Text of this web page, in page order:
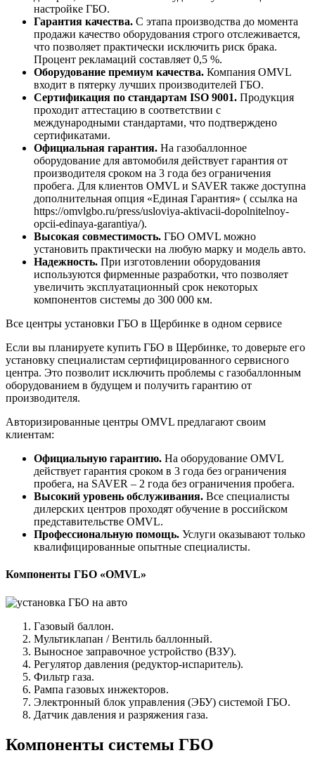
настройке ГБО.
Гарантия качества. С этапа производства до момента
продажи качество оборудования строго отслеживается,
что позволяет практически исключить риск брака.
Процент рекламаций составляет 0,5 %.
Оборудование премиум качества. Компания OMVL
входит в пятерку лучших производителей ГБО.
Сертификация по стандартам ISO 9001. Продукция
проходит аттестацию в соответствии с
международными стандартами, что подтверждено
сертификатами.
Официальная гарантия. На газобаллонное
оборудование для автомобиля действует гарантия от
производителя сроком на 3 года без ограничения
пробега. Для клиентов OMVL и SAVER также доступна
дополнительная опция «Единая Гарантия» ( ссылка на
https://omvlgbo.ru/press/usloviya-aktivacii-dopolnitelnoy-
opcii-edinaya-garantiya/).
Высокая совместимость. ГБО OMVL можно
установить практически на любую марку и модель авто.
Надежность. При изготовлении оборудования
используются фирменные разработки, что позволяет
увеличить эксплуатационный срок некоторых
компонентов системы до 300 000 км.
Все центры установки ГБО в Щербинке в одном сервисе
Если вы планируете купить ГБО в Щербинке, то доверьте его
установку специалистам сертифицированного сервисного
центра. Это позволит исключить проблемы с газобаллонным
оборудованием в будущем и получить гарантию от
производителя.
Авторизированные центры OMVL предлагают своим
клиентам:
Официальную гарантию. На оборудование OMVL
действует гарантия сроком в 3 года без ограничения
пробега, на SAVER – 2 года без ограничения пробега.
Высокий уровень обслуживания. Все специалисты
дилерских центров проходят обучение в российском
представительстве OMVL.
Профессиональную помощь. Услуги оказывают только
квалифицированные опытные специалисты.
Компоненты ГБО «OMVL»
Газовый баллон.
Мультиклапан / Вентиль баллонный.
Выносное заправочное устройство (ВЗУ).
Регулятор давления (редуктор-испаритель).
Фильтр газа.
Рампа газовых инжекторов.
Электронный блок управления (ЭБУ) системой ГБО.
Датчик давления и разряжения газа.
Компоненты системы ГБО